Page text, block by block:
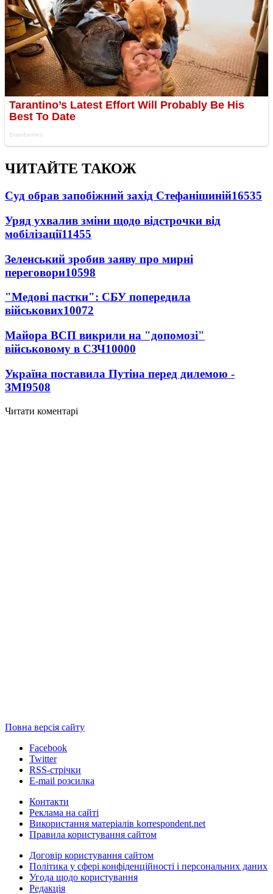
ЧИТАЙТЕ ТАКОЖ
Суд обрав запобіжний захід Стефанішиній16535
Уряд ухвалив зміни щодо відстрочки від
мобілізації11455
Зеленський зробив заяву про мирні
переговори10598
"Медові пастки": СБУ попередила
військових10072
Майора ВСП викрили на "допомозі"
військовому в СЗЧ10000
Україна поставила Путіна перед дилемою -
ЗМІ9508
Читати коментарі
Повна версія сайту
Facebook
Twitter
RSS-стрічки
E-mail розсилка
Контакти
Реклама на сайті
Використання матеріалів korrespondent.net
Правила користування сайтом
Договір користування сайтом
Політика у сфері конфіденційності і персональних даних
Угода щодо користування
Редакція